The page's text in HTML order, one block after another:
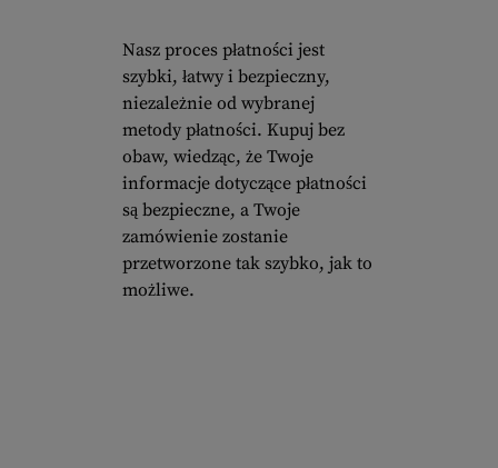
Nasz proces płatności jest
szybki, łatwy i bezpieczny,
niezależnie od wybranej
metody płatności. Kupuj bez
obaw, wiedząc, że Twoje
informacje dotyczące płatności
są bezpieczne, a Twoje
zamówienie zostanie
przetworzone tak szybko, jak to
możliwe.